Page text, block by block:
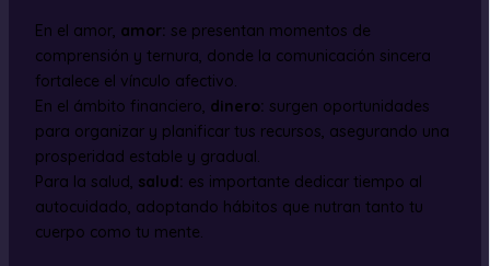
En el amor, amor: se presentan momentos de
comprensión y ternura, donde la comunicación sincera
fortalece el vínculo afectivo.
En el ámbito financiero, dinero: surgen oportunidades
para organizar y planificar tus recursos, asegurando una
prosperidad estable y gradual.
Para la salud, salud: es importante dedicar tiempo al
autocuidado, adoptando hábitos que nutran tanto tu
cuerpo como tu mente.